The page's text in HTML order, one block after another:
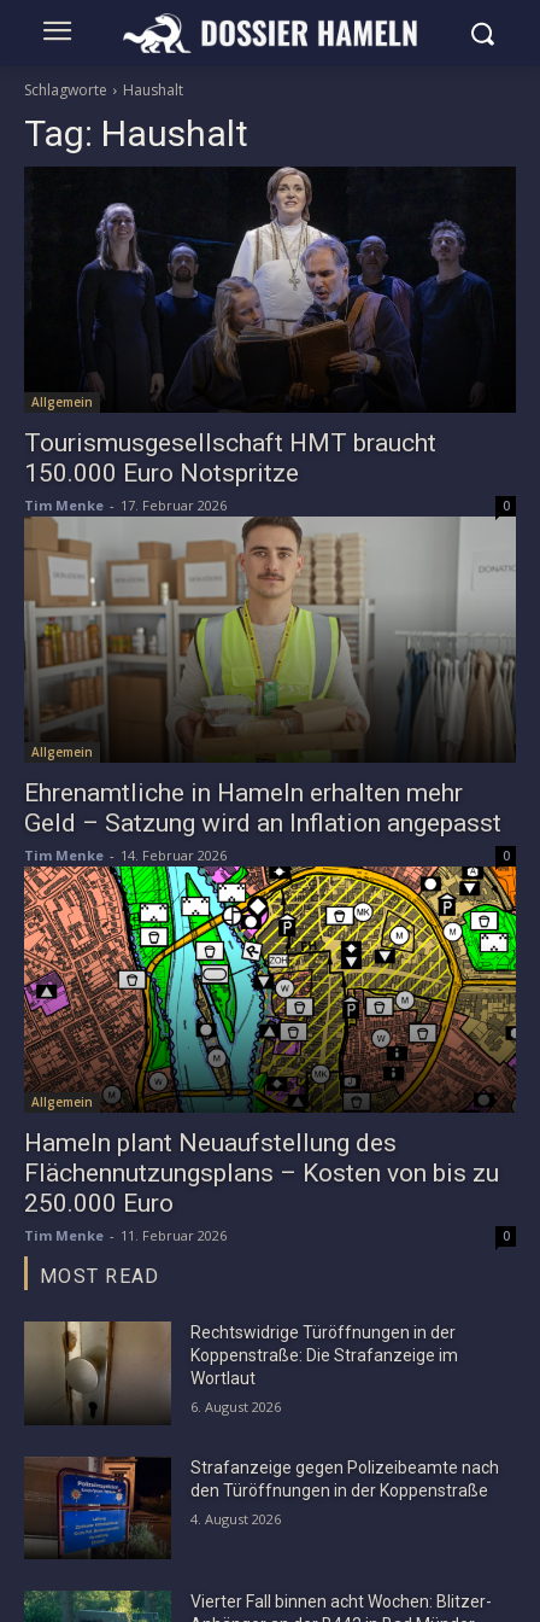
Schlagworte Haushalt
Tag: Haushalt
Allgemein
Tourismusgesellschaft HMT braucht
150.000 Euro Notspritze
Tim Menke - 17. Februar 2026 0
Allgemein
Ehrenamtliche in Hameln erhalten mehr
Geld – Satzung wird an Inflation angepasst
Tim Menke - 14. Februar 2026 0
Allgemein
Hameln plant Neuaufstellung des
Flächennutzungsplans – Kosten von bis zu
250.000 Euro
Tim Menke - 11. Februar 2026 0
MOST READ
Rechtswidrige Türöffnungen in der
Koppenstraße: Die Strafanzeige im
Wortlaut
6. August 2026
Strafanzeige gegen Polizeibeamte nach
den Türöffnungen in der Koppenstraße
4. August 2026
Vierter Fall binnen acht Wochen: Blitzer-